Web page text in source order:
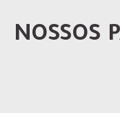
NOSSOS